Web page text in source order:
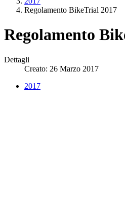
Regolamento BikeTrial 2017
Regolamento
Dettagli
Creato: 26 Marzo 2017
2017